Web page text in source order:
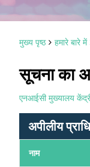
मुख्य पृष्ठ हमारे बारे में
सूचना का
एनआईसी मुख्यालय
अपीलीय
नाम